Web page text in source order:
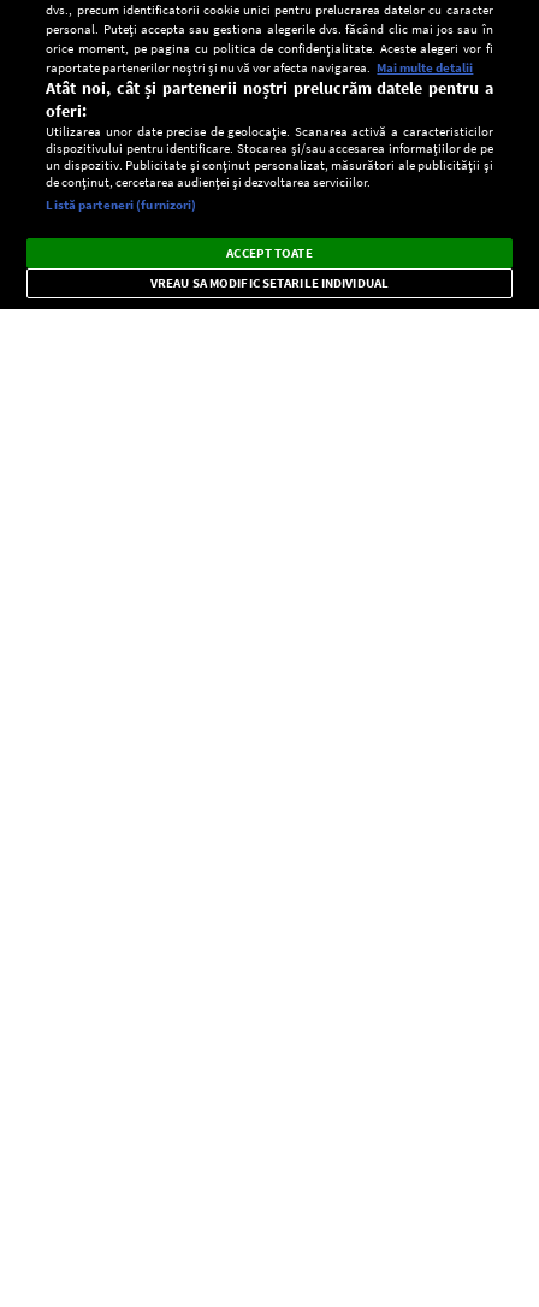
CONFIDENŢIALITATE
Setări:
Dark
Mode
Radio live, podcasturi, știri și alerte
importante.
×
dvs., precum identificatorii cookie unici pentru prelucrarea datelor cu caracter
personal. Puteți accepta sau gestiona alegerile dvs. făcând clic mai jos sau în
orice moment, pe pagina cu politica de confidențialitate. Aceste alegeri vor fi
raportate partenerilor noștri și nu vă vor afecta navigarea. Mai multe detalii
Atât noi, cât și partenerii noștri prelucrăm datele pentru a
oferi:
Utilizarea unor date precise de geolocație. Scanarea activă a caracteristicilor
dispozitivului pentru identificare. Stocarea și/sau accesarea informațiilor de pe
un dispozitiv. Publicitate și conținut personalizat, măsurători ale publicității și
de conținut, cercetarea audienței și dezvoltarea serviciilor.
Listă parteneri (furnizori)
ACCEPT TOATE
VREAU SA MODIFIC SETARILE INDIVIDUAL